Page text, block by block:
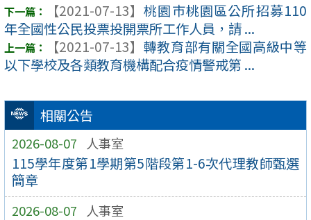
相關公告
2026-08-07 人事室
115學年度第1學期第5階段第1-6次代理教師甄選
簡章
2026-08-07 人事室
【2021-07-13】 桃園巿桃園區公所招募110
年全國性公民投票投開票所工作人員，請 ...
【2021-07-13】 轉教育部有關全國高級中等
以下學校及各類教育機構配合疫情警戒第 ...